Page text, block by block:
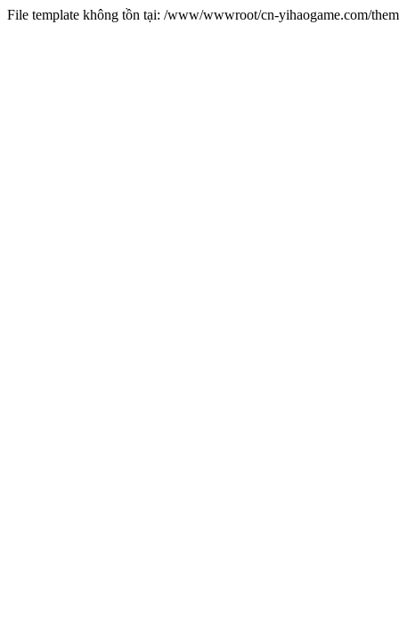
File template không tồn tại: /www/wwwroot/cn-yihaogame.com/